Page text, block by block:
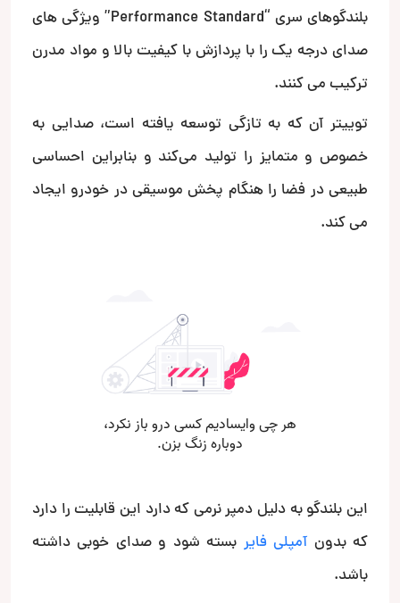
بلندگوهای سری “Performance Standard” ویژگی های
صدای درجه یک را با پردازش با کیفیت بالا و مواد مدرن
ترکیب می کنند.
توییتر آن که به تازگی توسعه یافته است، صدایی به
خصوص و متمایز را تولید می‌کند و بنابراین احساسی
طبیعی در فضا را هنگام پخش موسیقی در خودرو ایجاد
می کند.
این بلندگو به دلیل دمپر نرمی که دارد این قابلیت را دارد
که بدون آمپلی فایر بسته شود و صدای خوبی داشته
باشد.